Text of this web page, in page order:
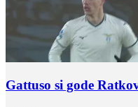
Gattuso si gode